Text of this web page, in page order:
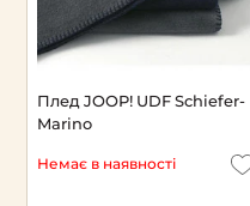
Плед JOOP! UDF Schiefer-
Marino
Немає в наявності